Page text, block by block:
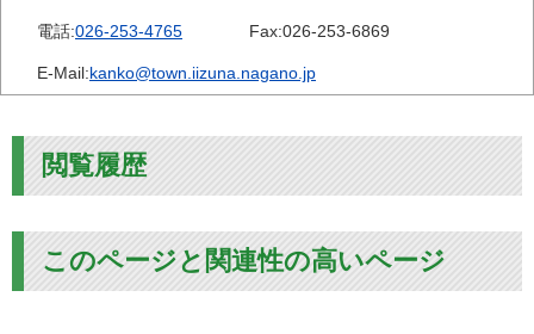
電話:026-253-4765 Fax:026-253-6869
E-Mail:kanko@town.iizuna.nagano.jp
閲覧履歴
このページと関連性の高いページ